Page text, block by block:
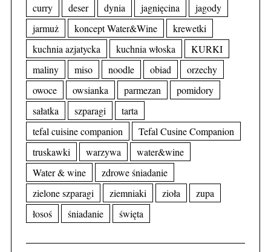
curry
deser dynia jagnięcina
jagody
jarmuż
koncept Water&Wine
krewetki
kuchnia azjatycka
kuchnia włoska
KURKI
maliny
miso noodle obiad
orzechy
owoce
owsianka parmezan
pomidory
sałatka
szparagi
tarta
tefal cuisine companion
Tefal Cusine Companion
truskawki
warzywa
water&wine
Water & wine
zdrowe śniadanie
zielone szparagi
ziemniaki zioła
zupa
łosoś
śniadanie święta